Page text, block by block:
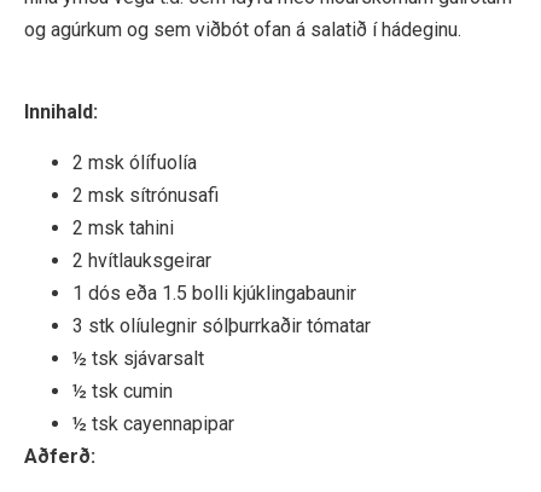
og agúrkum og sem viðbót ofan á salatið í hádeginu.
Innihald:
2 msk ólífuolía
2 msk sítrónusafi
2 msk tahini
2 hvítlauksgeirar
1 dós eða 1.5 bolli kjúklingabaunir
3 stk olíulegnir sólþurrkaðir tómatar
½ tsk sjávarsalt
½ tsk cumin
½ tsk cayennapipar
Aðferð: